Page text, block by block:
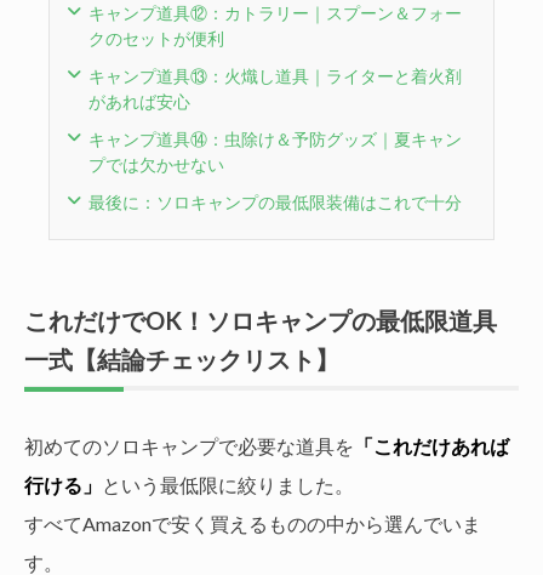
キャンプ道具⑫：カトラリー｜スプーン＆フォー
クのセットが便利
キャンプ道具⑬：火熾し道具｜ライターと着火剤
があれば安心
キャンプ道具⑭：虫除け＆予防グッズ｜夏キャン
プでは欠かせない
最後に：ソロキャンプの最低限装備はこれで十分
これだけでOK！ソロキャンプの最低限道具
一式【結論チェックリスト】
初めてのソロキャンプで必要な道具を 「これだけあれば
行ける」 という最低限に絞りました。
すべてAmazonで安く買えるものの中から選んでいま
す。